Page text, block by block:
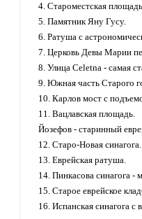
4. Староместская
5. Памятник Яну Гусу.
6. Ратуша с
7. Церковь Девы Марии
8. Улица Celetna - самая
9. Южная часть Старого
10. Карлов мост с
11. Вацлавская площадь.
Йозефов - старинный
12. Старо-Новая синагога.
13. Еврейская ратуша.
14. Пинкасова синагога -
15. Старое еврейское
16. Испанская синагога с